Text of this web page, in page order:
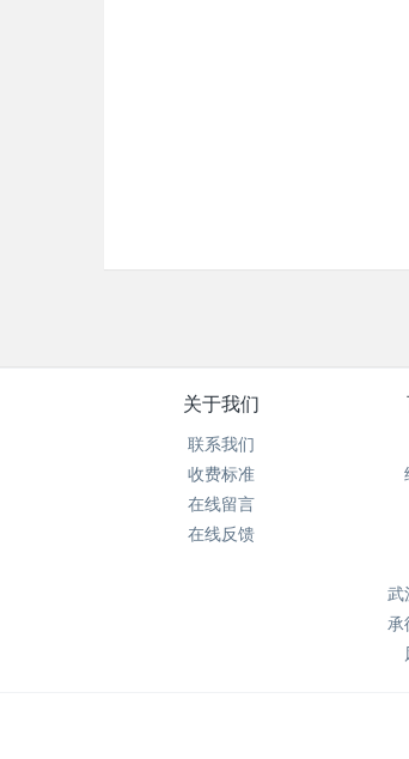
关于我们
联系我们
收费标准
在线留言
在线反馈
武
承